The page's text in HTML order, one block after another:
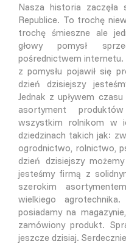
Nasza historia
Republice. To trochę
trochę śmieszne ale
głowy pomysł
pośrednictwem
z pomysłu pojawił się
dzień dzisiejszy
Jednak z upływem
asortyment
wszystkim rolnikom w
dziedzinach takich jak:
ogrodnictwo, rolnictwo,
dzień dzisiejszy
jesteśmy firmą z
szerokim
wielkiego
posiadamy na
zamówiony produkt.
jeszcze dzisiaj.